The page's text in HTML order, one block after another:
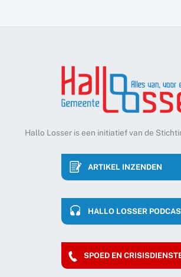
Hallo Losser is een initiatief van de
ARTIKEL INZENDEN
HALLO LOSSER
SPOED EN